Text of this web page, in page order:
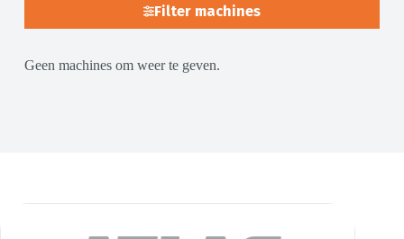
Filter machines
Geen machines om weer te geven.